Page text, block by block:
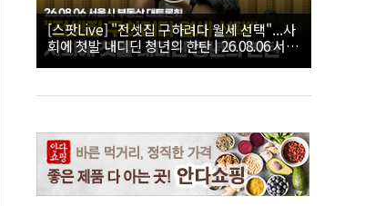
[스팟Live] "전셋집 구하려다 월세 선택"...사
회에 첫발 내디딘 청년의 한탄 | 26.08.06 서울
시 부동산 대토론회